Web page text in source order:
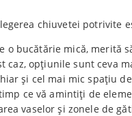
chiuvetei potrivite
o bucătărie mică, merită
caz, opțiunile sunt ceva
și cel mai mic spațiu
ce vă amintiți de
vaselor și zonele de